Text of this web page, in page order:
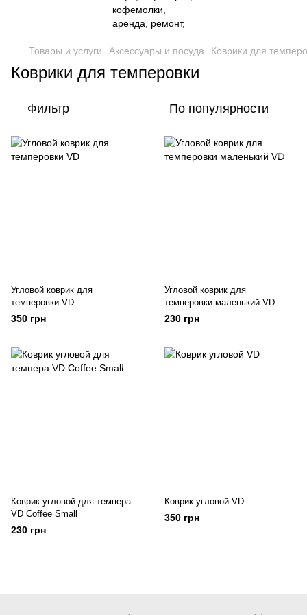
Товары и услуги Аксессуары и посуда Коврики для
Коврики для темперовки
Фильтр По популярности
Угловой коврик для
темперовки VD
350 грн
Угловой коврик для
темперовки маленький VD
230 грн
Коврик угловой для темпера
VD Coffee Small
230 грн
Коврик угловой VD
350 грн